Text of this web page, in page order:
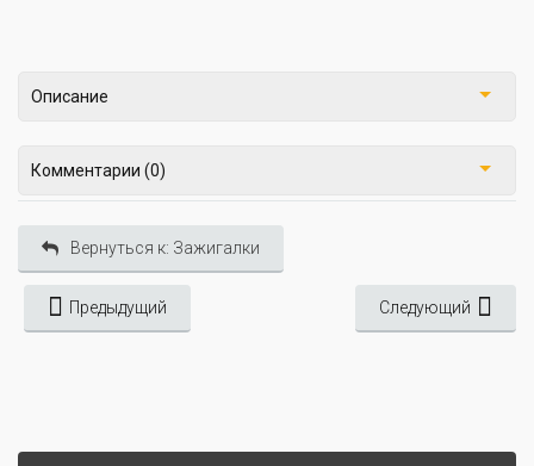
Описание
Комментарии (0)
Вернуться к: Зажигалки
Предыдущий Следующий